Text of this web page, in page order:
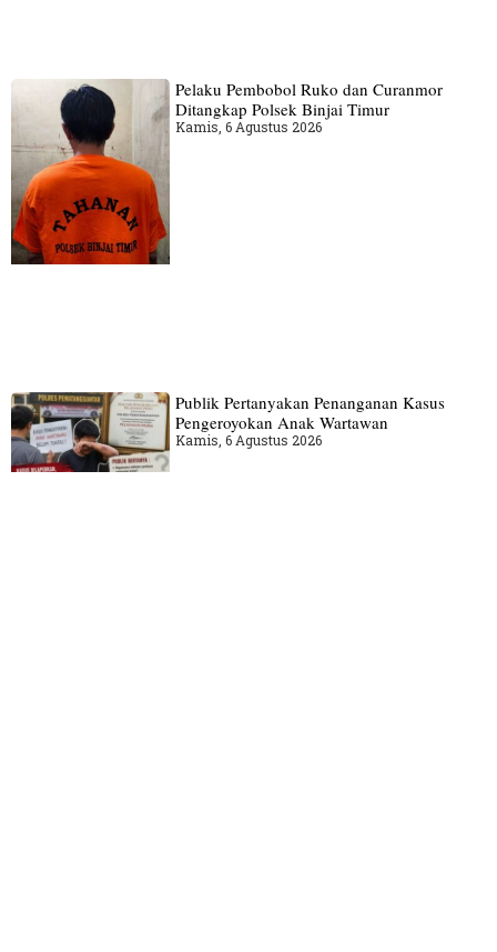
Pelaku Pembobol Ruko dan Curanmor
Ditangkap Polsek Binjai Timur
Kamis, 6 Agustus 2026
Publik Pertanyakan Penanganan Kasus
Pengeroyokan Anak Wartawan
Kamis, 6 Agustus 2026